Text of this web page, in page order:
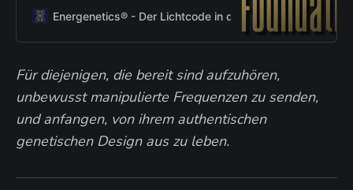
Gestalter deiner energetischen
Abhängigkeit. Willkommen in
Energenetics® - Der Lichtcode in deiner DNA Atmos
Für diejenigen, die bereit sind aufzuhören,
unbewusst manipulierte Frequenzen zu senden,
und anfangen, von ihrem authentischen
genetischen Design aus zu leben.